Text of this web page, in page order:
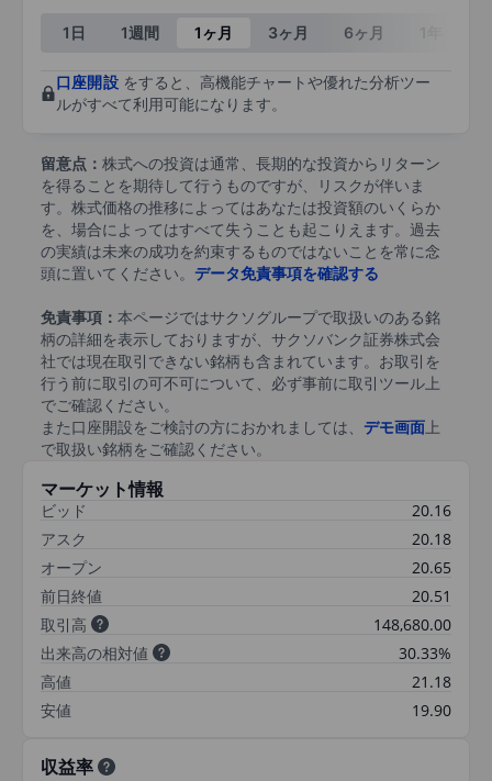
End of interactive chart.
1日 1週間 1ヶ月 3ヶ月 6ヶ月
口座開設をすると、高機能チャートや優れた分析ツー
ルがすべて利用可能になります。
留意点： 株式への投資は通常、長期的な投資からリターン
を得ることを期待して行うものですが、リスクが伴いま
す。株式価格の推移によってはあなたは投資額のいくらか
を、場合によってはすべて失うことも起こりえます。過去
の実績は未来の成功を約束するものではないことを常に念
頭に置いてください。 データ免責事項を確認する
免責事項： 本ページではサクソグループで取扱いのある銘
柄の詳細を表示しておりますが、サクソバンク証券株式会
社では現在取引できない銘柄も含まれています。お取引を
行う前に取引の可不可について、必ず事前に取引ツール上
でご確認ください。
また口座開設をご検討の方におかれましては、 デモ画面 上
で取扱い銘柄をご確認ください。
マーケット情報
ビッド
20.16
アスク
20.18
オープン
20.65
前日終値
20.51
取引高
148,680.00
出来高の相対値
30.33%
高値
21.18
安値
19.90
収益率